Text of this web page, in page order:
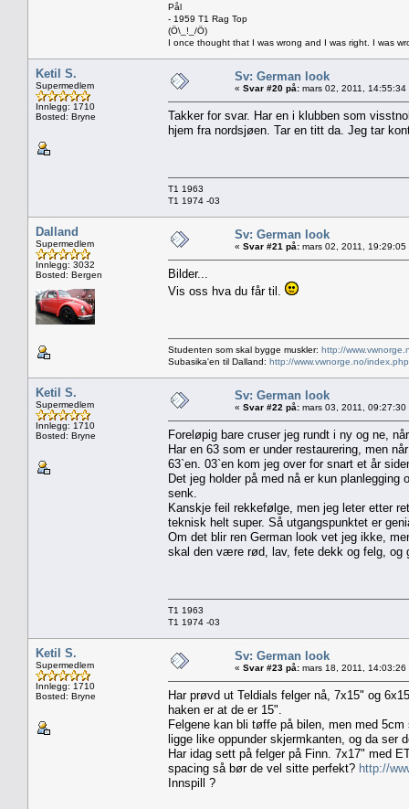
Pål
- 1959 T1 Rag Top
(Ö\_!_/Ö)
I once thought that I was wrong and I was right. I was
Ketil S.
Supermedlem
Innlegg: 1710
Bosted: Bryne
Sv: German look
« Svar #20 på: mars 02, 2011, 14:55:34
Takker for svar. Har en i klubben som
hjem fra nordsjøen. Tar en titt da. Jeg tar
T1 1963
T1 1974 -03
Dalland
Supermedlem
Innlegg: 3032
Bosted: Bergen
Sv: German look
« Svar #21 på: mars 02, 2011, 19:29:05
Bilder...
Vis oss hva du får til.
Studenten som skal bygge muskler: http://
Subasika'en til Dalland: http://www.vwnorge.no/
Ketil S.
Supermedlem
Innlegg: 1710
Bosted: Bryne
Sv: German look
« Svar #22 på: mars 03, 2011, 09:27:30
Foreløpig bare cruser jeg rundt i ny og ne,
Har en 63 som er under restaurering, men
63`en. 03`en kom jeg over for snart et år
Det jeg holder på med nå er kun
senk.
Kanskje feil rekkefølge, men jeg leter etter
teknisk helt super. Så utgangspunktet er
Om det blir ren German look vet jeg ikke,
skal den være rød, lav, fete dekk og felg, og
T1 1963
T1 1974 -03
Ketil S.
Supermedlem
Innlegg: 1710
Bosted: Bryne
Sv: German look
« Svar #23 på: mars 18, 2011, 14:03:26
Har prøvd ut Teldials felger nå, 7x15" og
haken er at de er 15".
Felgene kan bli tøffe på bilen, men med
ligge like oppunder skjermkanten, og da ser
Har idag sett på felger på Finn. 7x17" med
spacing så bør de vel sitte perfekt? http://
Innspill ?